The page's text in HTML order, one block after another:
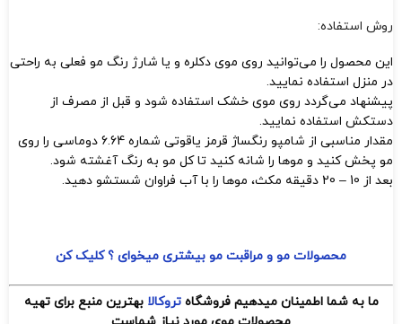
روش استفاده:
این محصول را می‌توانید روی موی دکلره و یا شارژ رنگ مو فعلی به راحتی
در منزل استفاده نمایید.
پیشنهاد می‌گردد روی موی خشک استفاده شود و قبل از مصرف از
دستکش استفاده نمایید.
مقدار مناسبی از شامپو رنگساژ قرمز یاقوتی شماره 6.64 دوماسی را روی
مو پخش کنید و موها را شانه کنید تا کل مو به رنگ آغشته شود.
بعد از 10 – 20 دقیقه مکث، موها را با آب فراوان شستشو دهید.
محصولات مو و مراقبت مو بیشتری میخوای ؟ کلیک کن
ما به شما اطمینان میدهیم فروشگاهتروکالا بهترین منبع برای تهیه